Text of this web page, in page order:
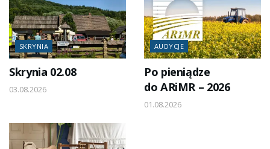
SKRYNIA
Skrynia 02.08
03.08.2026
AUDYCJE
Po pieniądze
do ARiMR – 2026
01.08.2026